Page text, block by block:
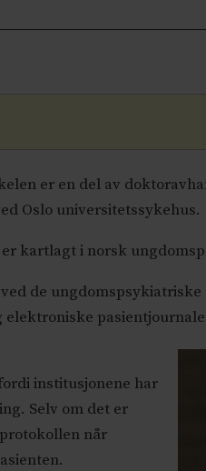
er en del av
Oslo universitetssykehus.
kartlagt i norsk
de
institusjonene har
Selv om det er
når